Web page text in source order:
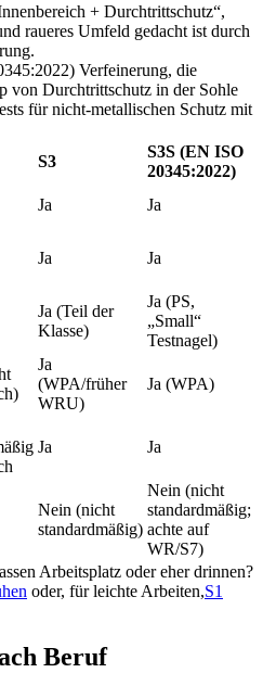
+ Durchtrittschutz“,
raueres Umfeld gedacht ist durch
Verfeinerung, die
von Durchtrittschutz in der Sohle
für nicht-metallischen Schutz mit
S3
S3S (EN ISO
20345:2022)
Ja
Ja
Ja Ja
Ja (Teil der
Klasse)
Ja (PS,
„Small“
Testnagel)
Ja
(WPA/früher
WRU)
Ja (WPA)
Ja Ja
Nein (nicht
standardmäßig)
Nein (nicht
standardmäßig;
achte auf
WR/S7)
Arbeitsplatz oder eher drinnen?
oder, für leichte Arbeiten,S1
Beruf